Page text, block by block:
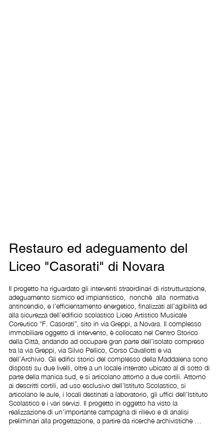
Il progetto ha riguardato gli interventi straordinari di ristrutturazione,
adeguamento sismico ed impiantistico,  nonchè  alla  normativa
antincendio, e l’efficientamento energetico, finalizzati all’agibilità ed
alla sicurezza dell’edificio scolastico Liceo Artistico Musicale
Coreutico “F. Casorati”, sito in via Greppi, a Novara. Il complesso
immobiliare oggetto di intervento, è collocato nel Centro Storico
della Città, andando ad occupare gran parte dell’isolato compreso
tra la via Greppi, via Silvio Pellico, Corso Cavallotti e via
dell’Archivio. Gli edifici storici del complesso della Maddalena sono
disposti su due livelli, oltre a un locale interrato ubicato al di sotto di
parte della manica sud, e si articolano attorno a due cortili. Attorno
ai descritti cortili, ad uso esclusivo dell’Istituto Scolastico, si
articolano le aule, i locali destinati a laboratorio, gli uffici dell’Istituto
Scolastico e i vari servizi. Il progetto in oggetto ha visto la
realizzazione di un’importante campagna di rilievo e di analisi
preliminari alla progettazione, a partire da ricerche archivistiche
Restauro ed adeguamento del
Liceo "Casorati" di Novara